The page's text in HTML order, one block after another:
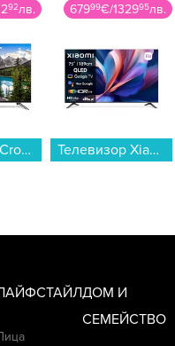
92лв.
Телевизор Crown 40FB22AWF SMART TV , 101 см, 1920x1080 FULL HD , 40 inch, Android , LED , Smart TV...
67999€/132995лв.
Телевизор Xiaomi A Pro 75 2026 / ELA5840EU , 189 см, 3840x2160 UHD-4K , 75 inch, Android , QLED ...
ДОМ И
СЕМЕЙСТВО